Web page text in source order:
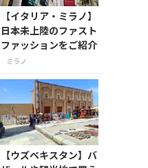
【イタリア・ミラノ】
日本未上陸のファスト
ファッションをご紹介
ミラノ
【ウズベキスタン】バ